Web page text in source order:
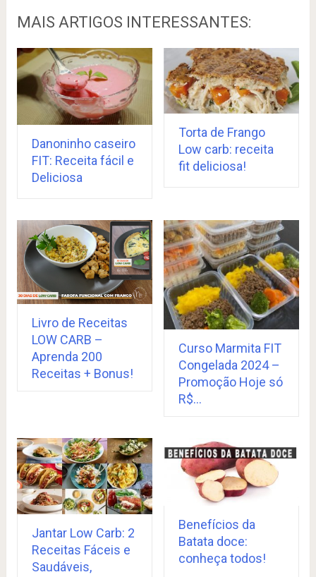
MAIS ARTIGOS INTERESSANTES:
Danoninho caseiro
FIT: Receita fácil e
Deliciosa
Torta de Frango
Low carb: receita
fit deliciosa!
Livro de Receitas
LOW CARB –
Aprenda 200
Receitas + Bonus!
Curso Marmita FIT
Congelada 2024 –
Promoção Hoje só
R$…
Jantar Low Carb: 2
Receitas Fáceis e
Saudáveis,
Benefícios da
Batata doce:
conheça todos!